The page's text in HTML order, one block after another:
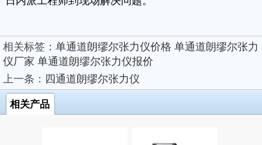
相关标签： 单通道朗缪尔张力仪价格 单通道朗缪尔张力
仪厂家 单通道朗缪尔张力仪报价
上一条： 四通道朗缪尔张力仪
相关产品